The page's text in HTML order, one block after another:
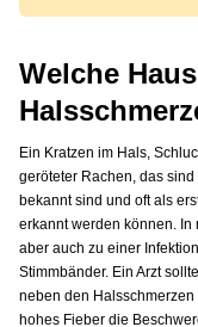
Welche
Ein Kratzen im Hals,
geröteter Rachen, das
bekannt sind und oft als
erkannt werden können.
aber auch zu einer
Stimmbänder. Ein Arzt
neben den
hohes Fieber die